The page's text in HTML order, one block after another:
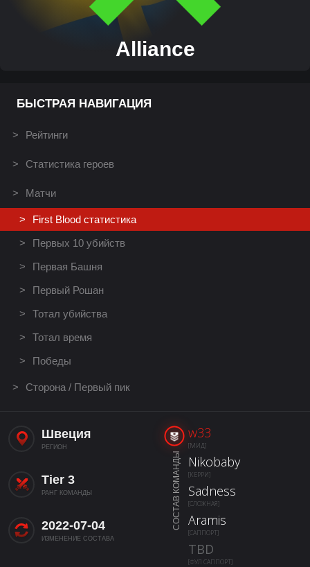
Alliance
БЫСТРАЯ НАВИГАЦИЯ
Рейтинги
Статистика героев
Матчи
First Blood статистика
Первых 10 убийств
Первая Башня
Первый Рошан
Тотал убийства
Тотал время
Победы
Сторона / Первый пик
Швеция
РЕГИОН
Tier 3
РАНГ КОМАНДЫ
2022-07-04
ИЗМЕНЕНИЕ СОСТАВА
СОСТАВ КОМАНДЫ
w33
[МИД]
Nikobaby
[КЕРРИ]
Sadness
[СЛОЖНАЯ]
Aramis
[САППОРТ]
TBD
[ФУЛ САППОРТ]